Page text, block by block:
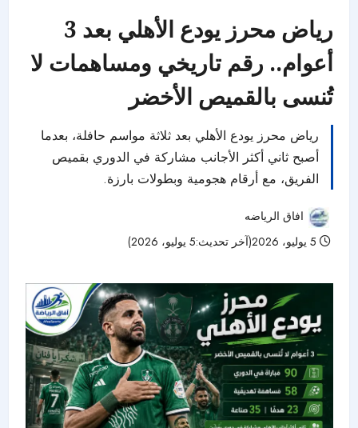
رياض محرز يودع الأهلي بعد 3
أعوام.. رقم تاريخي ومساهمات لا
تُنسى بالقميص الأخضر
رياض محرز يودع الأهلي بعد ثلاثة مواسم حافلة، بعدما
أصبح ثاني أكثر الأجانب مشاركة في الدوري بقميص
الفريق، مع أرقام هجومية وبطولات بارزة.
افاق الرياضه